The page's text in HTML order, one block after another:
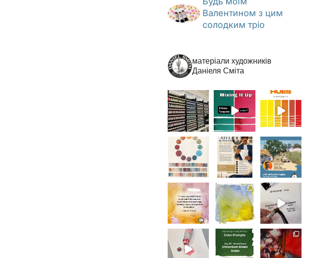
Валентином з цим
солодким тріо
матеріали художників
Даніеля Сміта